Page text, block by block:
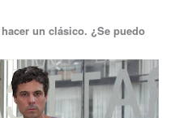
un clásico. ¿Se puedo